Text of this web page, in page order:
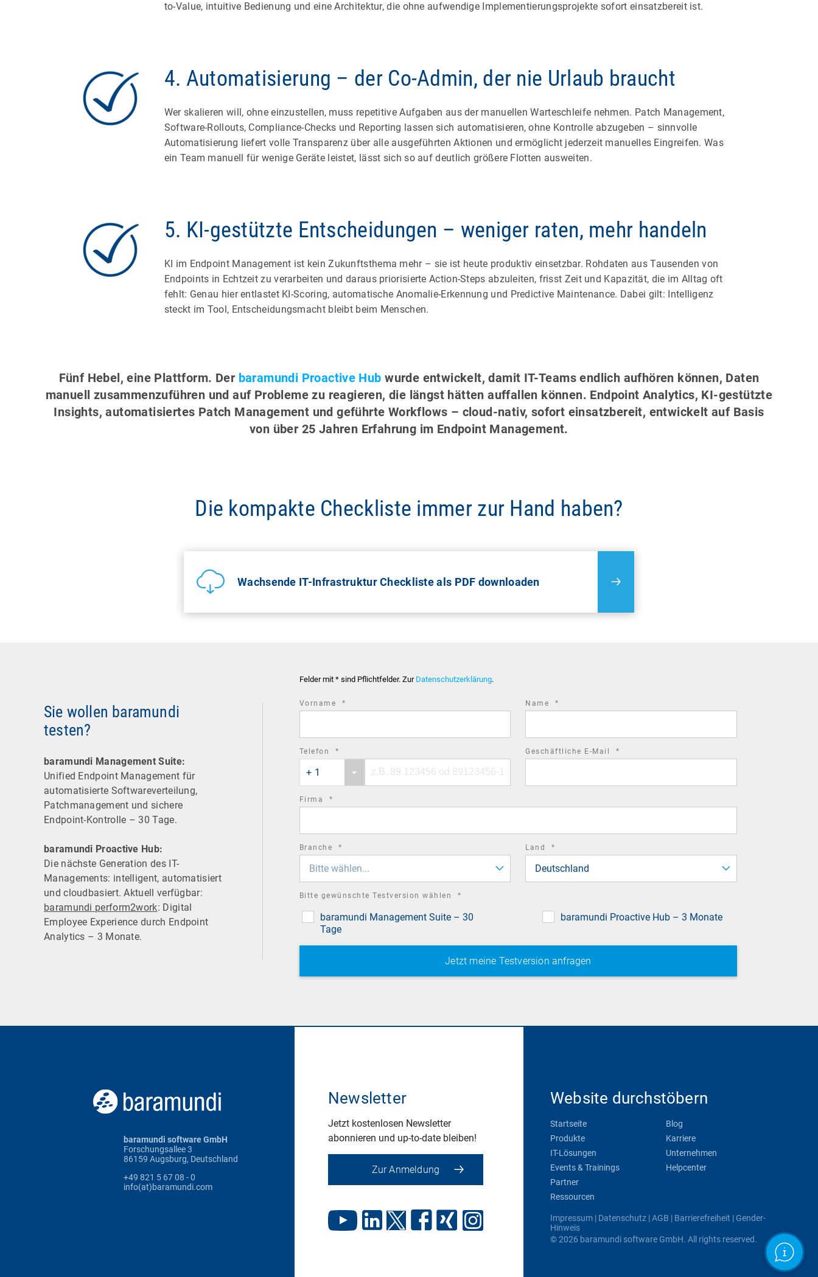
to-Value, intuitive Bedienung und eine Architektur, die ohne aufwendige Implementierungsprojekte sofort einsatzbereit ist.
4. Automatisierung – der Co-Admin, der nie Urlaub braucht
Wer skalieren will, ohne einzustellen, muss repetitive Aufgaben aus der manuellen Warteschleife nehmen. Patch Management,
Software-Rollouts, Compliance-Checks und Reporting lassen sich automatisieren, ohne Kontrolle abzugeben – sinnvolle
Automatisierung liefert volle Transparenz über alle ausgeführten Aktionen und ermöglicht jederzeit manuelles Eingreifen. Was
ein Team manuell für wenige Geräte leistet, lässt sich so auf deutlich größere Flotten ausweiten.
5. KI-gestützte Entscheidungen – weniger raten, mehr handeln
KI im Endpoint Management ist kein Zukunftsthema mehr – sie ist heute produktiv einsetzbar. Rohdaten aus Tausenden von
Endpoints in Echtzeit zu verarbeiten und daraus priorisierte Action-Steps abzuleiten, frisst Zeit und Kapazität, die im Alltag oft
fehlt: Genau hier entlastet KI-Scoring, automatische Anomalie-Erkennung und Predictive Maintenance. Dabei gilt: Intelligenz
steckt im Tool, Entscheidungsmacht bleibt beim Menschen.
Fünf Hebel, eine Plattform. Der baramundi Proactive Hub wurde entwickelt, damit IT-Teams endlich aufhören können, Daten
manuell zusammenzuführen und auf Probleme zu reagieren, die längst hätten auffallen können. Endpoint Analytics, KI-gestützte
Insights, automatisiertes Patch Management und geführte Workflows – cloud-nativ, sofort einsatzbereit, entwickelt auf Basis
von über 25 Jahren Erfahrung im Endpoint Management.
Die kompakte Checkliste immer zur Hand haben?
Wachsende IT-Infrastruktur Checkliste als PDF downloaden
Sie wollen baramundi
testen?
baramundi Management Suite:
Unified Endpoint Management für
automatisierte Software­verteilung,
Patchmanagement und sichere
Endpoint-Kontrolle – 30 Tage.
baramundi Proactive Hub:
Die nächste Generation des IT-
Managements: intelligent, automatisiert
und cloudbasiert. Aktuell verfügbar:
baramundi perform2work: Digital
Employee Experience durch Endpoint
Analytics – 3 Monate.
Felder mit * sind Pflichtfelder. Zur Datenschutzerklärung.
Vorname * Name *
Telefon *
country
code
+ 1
number
Geschäftliche E-Mail *
Firma *
Branche *
Bitte wählen...
Land *
Deutschland
Bitte gewünschte Testversion wählen *
baramundi Management Suite – 30
Tage
baramundi Proactive Hub – 3 Monate
baramundi software GmbH
Forschungsallee 3
86159 Augsburg, Deutschland
+49 821 5 67 08 - 0
info(at)baramundi.com
Newsletter
Jetzt kostenlosen Newsletter
abonnieren und up-to-date bleiben!
Zur Anmeldung
Website durchstöbern
Startseite
Produkte
IT-Lösungen
Events & Trainings
Partner
Ressourcen
Blog
Karriere
Unternehmen
Helpcenter
Impressum| Datenschutz|AGB | Barrierefreiheit | Gender-
Hinweis
© 2026 baramundi software GmbH. All rights reserved.